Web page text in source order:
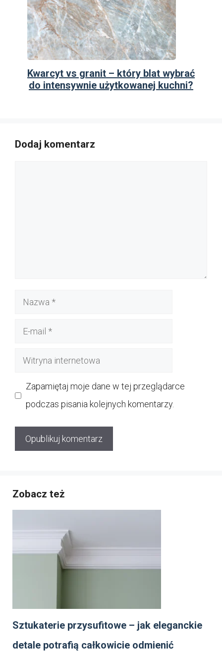
Kwarcyt vs granit – który blat wybrać
do intensywnie użytkowanej kuchni?
Dodaj komentarz
Nazwa
Witryna
Zapamiętaj moje dane w tej przeglądarce
podczas pisania kolejnych komentarzy.
Zobacz też
Sztukaterie przysufitowe – jak eleganckie
detale potrafią całkowicie odmienić